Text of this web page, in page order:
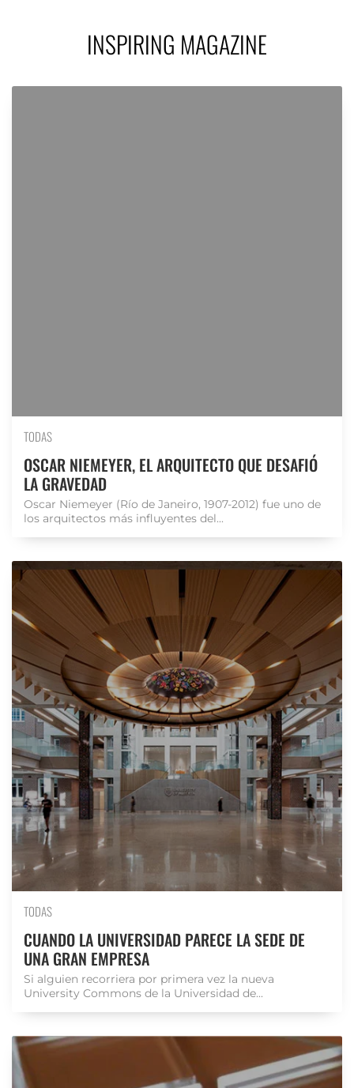
INSPIRING MAGAZINE
TODAS
OSCAR NIEMEYER, EL ARQUITECTO QUE DESAFIÓ
LA GRAVEDAD
Oscar Niemeyer (Río de Janeiro, 1907-2012) fue uno de
los arquitectos más influyentes del...
TODAS
CUANDO LA UNIVERSIDAD PARECE LA SEDE DE
UNA GRAN EMPRESA
Si alguien recorriera por primera vez la nueva
University Commons de la Universidad de...